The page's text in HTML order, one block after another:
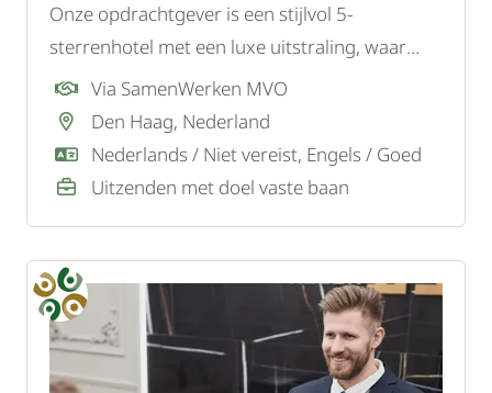
Onze opdrachtgever is een stijlvol 5-
sterrenhotel met een luxe uitstraling, waar
gastvrijheid en kwaliteit centraal staan. Voor
het F&B-team zoeken zij een creatieve en
ervaren Ontbijtchef.
Via SamenWerken MVO
Den Haag, Nederland
Nederlands / Niet vereist, Engels / Goed
Uitzenden met doel vaste baan